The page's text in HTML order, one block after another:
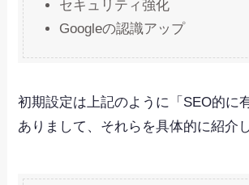
セキュリティ強化
Googleの認識アップ
初期設定は上記のように「SEO的に
ありまして、それらを具体的に紹介